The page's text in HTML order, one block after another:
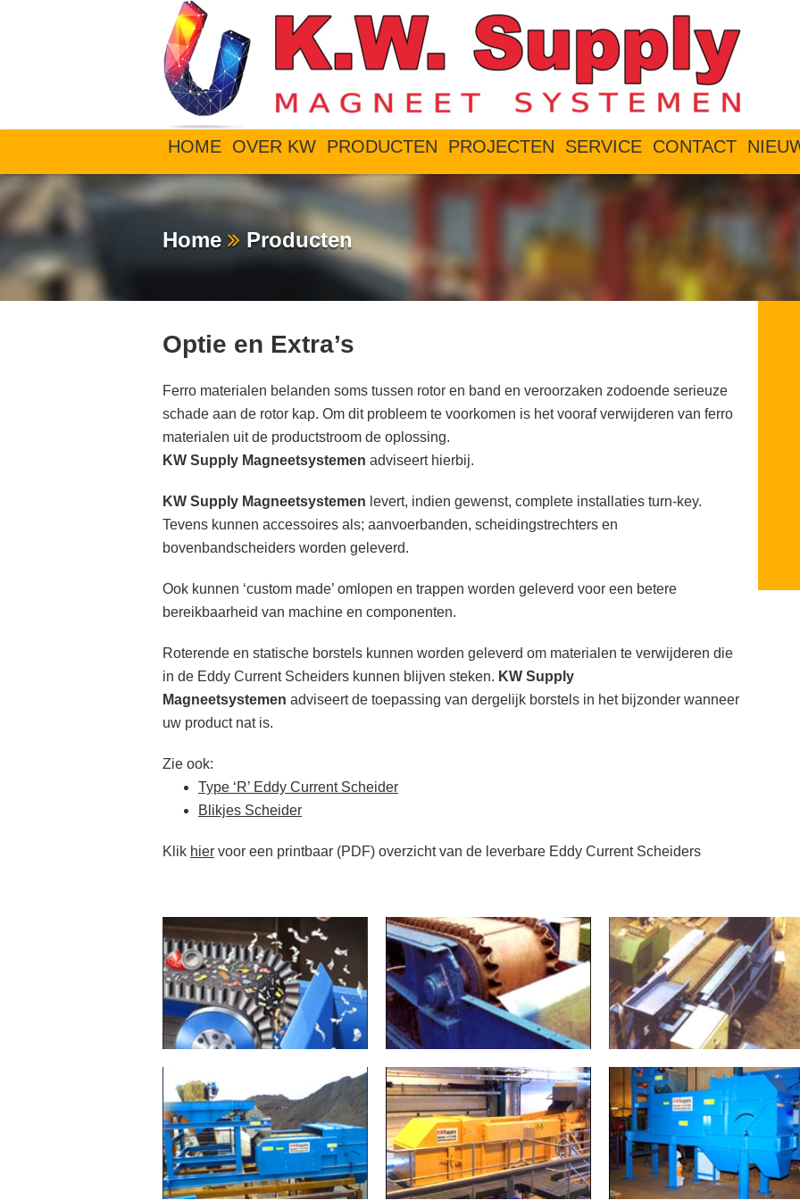
HOME OVER KW PRODUCTEN PROJECTEN SERVICE CONTACT
Home Producten
Optie en Extra’s
Ferro materialen belanden soms tussen rotor en band en veroorzaken zodoende serieuze
schade aan de rotor kap. Om dit probleem te voorkomen is het vooraf verwijderen van ferro
materialen uit de productstroom de oplossing.
KW Supply Magneetsystemen adviseert hierbij.
KW Supply Magneetsystemen levert, indien gewenst, complete installaties turn-key.
Tevens kunnen accessoires als; aanvoerbanden, scheidingstrechters en
bovenbandscheiders worden geleverd.
Ook kunnen ‘custom made’ omlopen en trappen worden geleverd voor een betere
bereikbaarheid van machine en componenten.
Roterende en statische borstels kunnen worden geleverd om materialen te verwijderen die
in de Eddy Current Scheiders kunnen blijven steken. KW Supply
Magneetsystemen adviseert de toepassing van dergelijk borstels in het bijzonder wanneer
uw product nat is.
Zie ook:
Type ‘R’ Eddy Current Scheider
Blikjes Scheider
Klik hier voor een printbaar (PDF) overzicht van de leverbare Eddy Current Scheiders